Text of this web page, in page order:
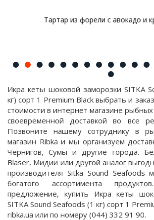
Тартар из форели с авокадо и
Икра кеты шоковой заморозки SITKA
кг) сорт 1 Premium Black выбрать и
стоимости в интернет магазине рыбных
своевременной доставкой во все
Позвоните нашему сотруднику в
магазин Ribka и мы организуем
Чернигов, Сумы и другие города.
Blaser, Мидии или другой аналог
производителя Sitka Sound Seafoods
богатого ассортимента
предложение, купить Икра кеты
SITKA Sound Seafoods (1 кг) сорт 1
ribka.ua или по номеру (044) 332 91 90.